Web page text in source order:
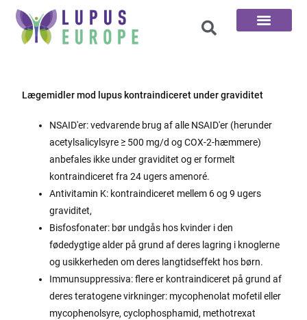
Lægemidler mod lupus kontraindiceret under graviditet
NSAID'er: vedvarende brug af alle NSAID'er (herunder
acetylsalicylsyre ≥ 500 mg/d og COX-2-hæmmere)
anbefales ikke under graviditet og er formelt
kontraindiceret fra 24 ugers amenoré.
Antivitamin K: kontraindiceret mellem 6 og 9 ugers
graviditet,
Bisfosfonater: bør undgås hos kvinder i den
fødedygtige alder på grund af deres lagring i knoglerne
og usikkerheden om deres langtidseffekt hos børn.
Immunsuppressiva: flere er kontraindiceret på grund af
deres teratogene virkninger: mycophenolat mofetil eller
mycophenolsyre, cyclophosphamid, methotrexat